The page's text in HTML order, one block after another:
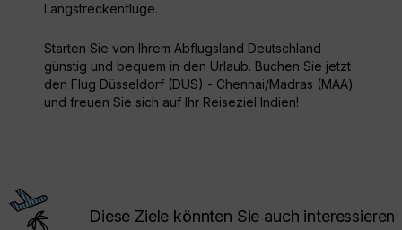
Langstreckenflüge.
Starten Sie von Ihrem Abflugsland Deutschland
günstig und bequem in den Urlaub. Buchen Sie jetzt
den Flug Düsseldorf (DUS) - Chennai/Madras (MAA)
und freuen Sie sich auf Ihr Reiseziel Indien!
Diese Ziele könnten Sie auch interessieren